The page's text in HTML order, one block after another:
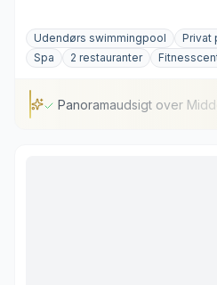
Udendørs swimmingpool Privat
Spa
2 restauranter
Panoramaudsigt over